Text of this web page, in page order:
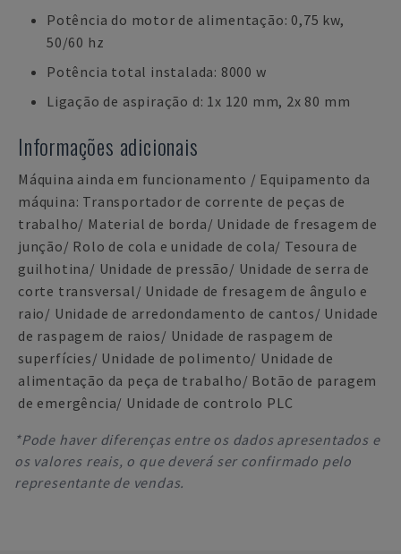
Potência do motor de alimentação: 0,75 kw,
50/60 hz
Potência total instalada: 8000 w
Ligação de aspiração d: 1x 120 mm, 2x 80 mm
Informações adicionais
Máquina ainda em funcionamento / Equipamento da
máquina: Transportador de corrente de peças de
trabalho/ Material de borda/ Unidade de fresagem de
junção/ Rolo de cola e unidade de cola/ Tesoura de
guilhotina/ Unidade de pressão/ Unidade de serra de
corte transversal/ Unidade de fresagem de ângulo e
raio/ Unidade de arredondamento de cantos/ Unidade
de raspagem de raios/ Unidade de raspagem de
superfícies/ Unidade de polimento/ Unidade de
alimentação da peça de trabalho/ Botão de paragem
de emergência/ Unidade de controlo PLC
*Pode haver diferenças entre os dados apresentados e
os valores reais, o que deverá ser confirmado pelo
representante de vendas.